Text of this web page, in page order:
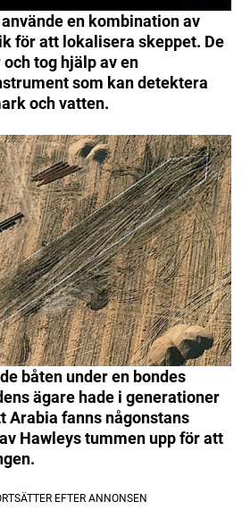
en kombination av
för att lokalisera skeppet. De
tog hjälp av en
som kan detektera
och vatten.
båten under en bondes
ägare hade i generationer
Arabia fanns någonstans
Hawleys tummen upp för att